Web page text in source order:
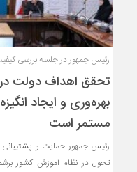
رئيس جمهور در جلسه بررسی
تحقق اهداف دولت
بهره‌وری و ایجاد
مستمر است
رئیس جمهور حمایت و پشتیبانی
تحول در نظام آموزش کشور